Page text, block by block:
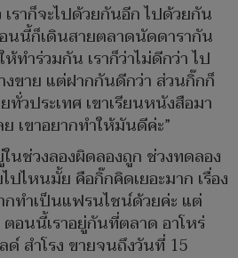
ราก็จะไปด้วยกันอีก ไปด้วยกัน
นนี้ก็เดินสายตลาดนัดดารากัน
ทำร่วมกัน เราก็ว่าไม่ดีกว่า ไป
ขาย แต่ฝากกันดีกว่า ส่วนกิ๊กก็
วประเทศ เขาเรียนหนังสือมา
เขาอยากทำให้มันดีค่ะ”
นช่วงลองผิดลองถูก ช่วงทดลอง
ไปไหนมั้ย คือกิ๊กคิดเยอะมาก เรื่อง
กทำเป็นแฟรนไชน์ด้วยค่ะ แต่
นนี้เราอยู่กันที่ตลาด อาโหร่
ด์ สำโรง ขายจนถึงวันที่ 15